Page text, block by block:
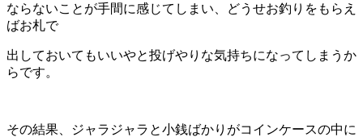
ならないことが手間に感じてしまい、どうせお釣りをもらえ
ばお札で
出しておいてもいいやと投げやりな気持ちになってしまうか
らです。
その結果、ジャラジャラと小銭ばかりがコインケースの中に